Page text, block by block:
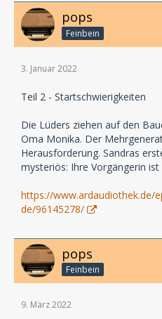
pops
Feinbein
3. Januar 2022
Teil 2 - Startschwierigkeiten
Die Lüders ziehen auf den
Oma Monika. Der
Herausforderung. Sandras
mysteriös: Ihre Vorgängerin
https://www.ardaudiothek.de/
de/96145278/
pops
Feinbein
9. März 2022